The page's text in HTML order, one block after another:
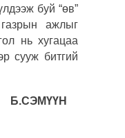
буй “өв”
ажлыг
нь хугацаа
сууж битгий
Б.СЭМҮҮН